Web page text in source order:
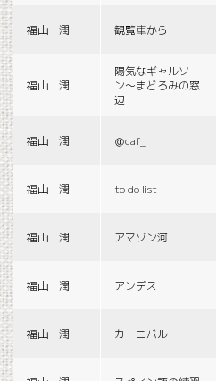
福山 潤 観覧車から
福山 潤
陽気なギャルソ
ン〜まどろみの窓
辺
福山 潤 ＠caf_
福山 潤 to do list
福山 潤 アマゾン河
福山 潤 アンデス
福山 潤 カーニバル